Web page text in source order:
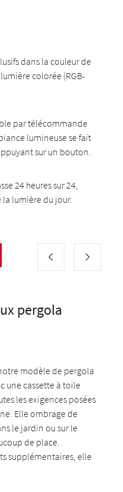
dans la couleur de
colorée (RGB-
par télécommande
lumineuse se fait
sur un bouton.
24 heures sur 24,
lumière du jour.
pergola
modèle de pergola
une cassette à toile
les exigences posées
Elle ombrage de
le jardin ou sur le
de place.
supplémentaires, elle